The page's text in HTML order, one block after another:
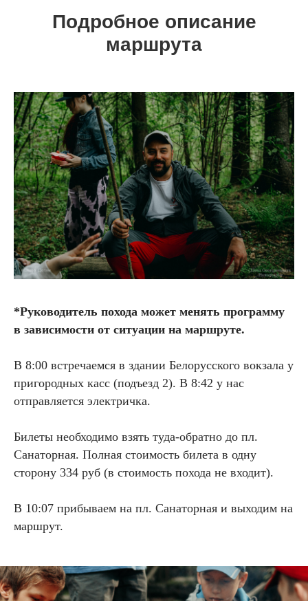
Подробное описание
маршрута
*Руководитель похода может менять программу
в зависимости от ситуации на маршруте.
В 8:00 встречаемся в здании Белорусского вокзала у
пригородных касс (подъезд 2). В 8:42 у нас
отправляется электричка.
Билеты необходимо взять туда-обратно до пл.
Санаторная. Полная стоимость билета в одну
сторону 334 руб (в стоимость похода не входит).
В 10:07 прибываем на пл. Санаторная и выходим на
маршрут.